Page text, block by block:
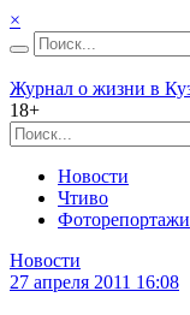
×
Журнал о жизни в
18+
Новости
Чтиво
Фоторепортажи
Новости
27 апреля 2011 16:08